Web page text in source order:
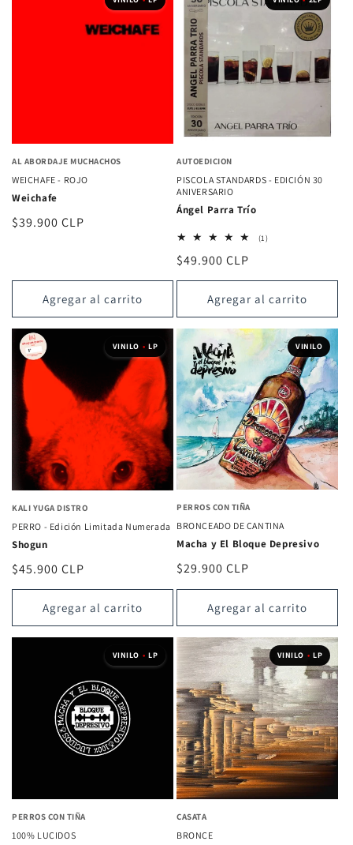
AL ABORDAJE MUCHACHOS
WEICHAFE - ROJO
Weichafe
Precio
$39.900 CLP
Agregar al carrito
AUTOEDICION
PISCOLA STANDARDS - EDICIÓN 30
ANIVERSARIO
Ángel Parra Trío
(1)1
Precio
habitual
$49.900 CLP
Agregar al carrito
VINILO • LP
KALI YUGA DISTRO
PERRO - Edición Limitada Numerada
Shogun
Precio
habitual
$45.900 CLP
Agregar al carrito
VINILO
PERROS CON TIÑA
BRONCEADO DE CANTINA
Macha y El Bloque Depresivo
Precio
habitual
$29.900 CLP
Agregar al carrito
VINILO • LP
PERROS CON TIÑA
100% LUCIDOS
VINILO • LP
CASATA
BRONCE